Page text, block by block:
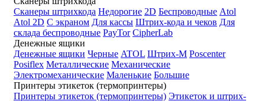
Сканеры штрихкода Недорогие 2D Беспроводные Atol
Atol 2D С экраном Для кассы Штрих-кода и чеков Для
склада беспроводные PayTor CipherLab
Денежные ящики
Денежные ящики Черные ATOL Штрих-М Poscenter
Posiflex Металлические Механические
Электромеханические Маленькие Большие
Принтеры этикеток (термопринтеры)
Принтеры этикеток (термопринтеры) Этикеток и штрих-